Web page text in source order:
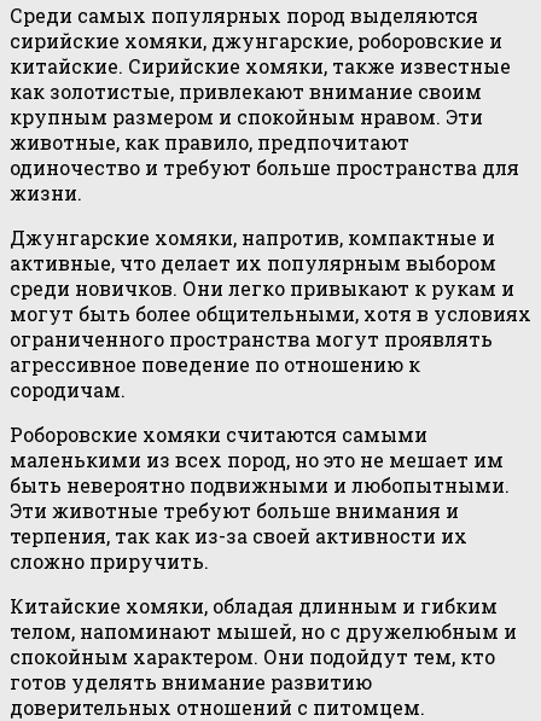
Среди самых популярных пород выделяются
сирийские хомяки, джунгарские, роборовские и
китайские. Сирийские хомяки, также известные
как золотистые, привлекают внимание своим
крупным размером и спокойным нравом. Эти
животные, как правило, предпочитают
одиночество и требуют больше пространства для
жизни.
Джунгарские хомяки, напротив, компактные и
активные, что делает их популярным выбором
среди новичков. Они легко привыкают к рукам и
могут быть более общительными, хотя в условиях
ограниченного пространства могут проявлять
агрессивное поведение по отношению к
сородичам.
Роборовские хомяки считаются самыми
маленькими из всех пород, но это не мешает им
быть невероятно подвижными и любопытными.
Эти животные требуют больше внимания и
терпения, так как из-за своей активности их
сложно приручить.
Китайские хомяки, обладая длинным и гибким
телом, напоминают мышей, но с дружелюбным и
спокойным характером. Они подойдут тем, кто
готов уделять внимание развитию
доверительных отношений с питомцем.